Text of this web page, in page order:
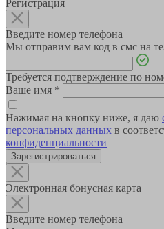
Регистрация
Введите номер телефона
Мы отправим вам код в смс на
Требуется подтверждение по
Ваше имя *
Нажимая на кнопку ниже, я даю
персональных данных в
конфиденциальности
Зарегистрироваться
Электронная бонусная карта
Введите номер телефона